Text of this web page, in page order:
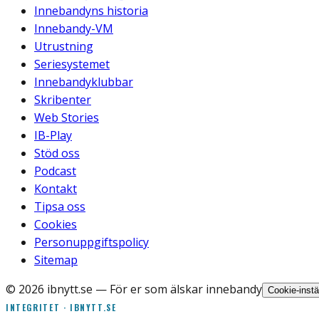
Innebandyns historia
Innebandy-VM
Utrustning
Seriesystemet
Innebandyklubbar
Skribenter
Web Stories
IB-Play
Stöd oss
Podcast
Kontakt
Tipsa oss
Cookies
Personuppgiftspolicy
Sitemap
© 2026 ibnytt.se — För er som älskar innebandy Cookie-
INTEGRITET · IBNYTT.SE